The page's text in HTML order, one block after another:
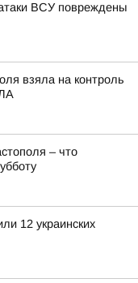
ВСУ повреждены
взяла на контроль
– что
12 украинских